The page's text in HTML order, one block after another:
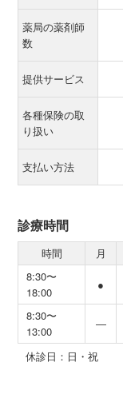
薬局の薬剤師
数
提供サービス
各種保険の取
り扱い
支払い方法
診療時間
時間 月
8:30〜
18:00
●
8:30〜
13:00
―
休診日：日・祝